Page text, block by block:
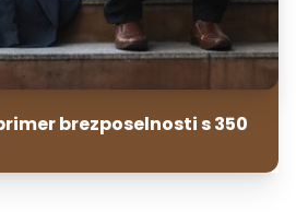
brezposelnosti s 350